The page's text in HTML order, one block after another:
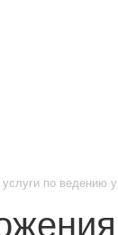
по ведению